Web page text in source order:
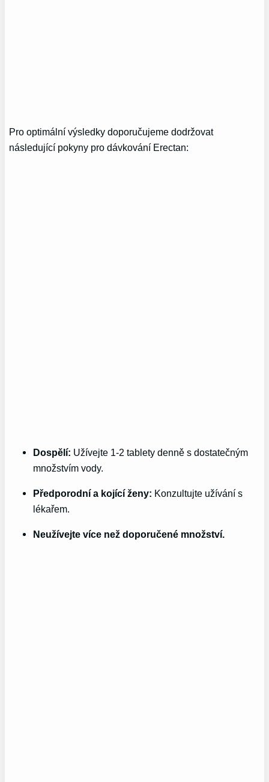
Pro optimální výsledky doporučujeme dodržovat
následující pokyny pro dávkování Erectan:
Dospělí: Užívejte 1-2 tablety denně s dostatečným
množstvím vody.
Předporodní a kojící ženy: Konzultujte užívání s
lékařem.
Neužívejte více než doporučené množství.